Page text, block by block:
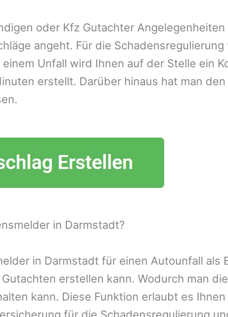
oder Kfz Gutachter
angeht. Für die
Unfall wird Ihnen auf der Stelle ein
erstellt. Darüber hinaus hat man
in Darmstadt?
in Darmstadt für einen Autounfall als
erstellen kann. Wodurch man
kann. Diese Funktion erlaubt es
für die Schadensregulierung